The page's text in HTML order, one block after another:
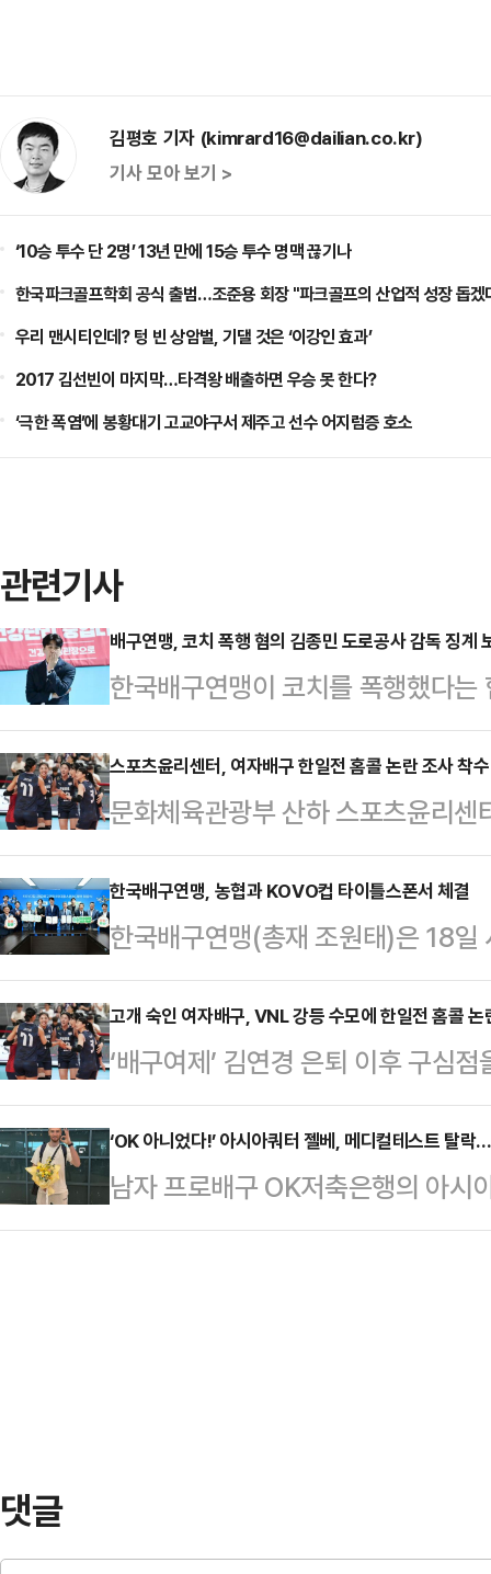
김평호 기자 (kimrard16@dailian.co.kr)
기사 모아 보기 >
‘10승 투수 단 2명’ 13년 만에 15승 투수 명맥 끊기나
한국파크골프학회 공식 출범…조준용 회장 "파크골프의 산업적 성장 돕겠
우리 맨시티인데? 텅 빈 상암벌, 기댈 것은 ‘이강인 효과’
2017 김선빈이 마지막…타격왕 배출하면 우승 못 한다?
‘극한 폭염’에 봉황대기 고교야구서 제주고 선수 어지럼증 호소
관련기사
배구연맹, 코치 폭행 혐의 김종민 도로공사 감독 징계
한국배구연맹이 코치를 폭행했다
감독에 대한 징계를 보류했다.한국
상벌위원회를 열고 “양측이 제출한
판단을 보류하기로 했다”고 밝혔다
조사가 진행 중인 점을 고려했다”
상벌위를 다시 개최하기로 했다”
월 김 감독으로부터 폭행과 직장
치는 지난해 11월 경북 …
스포츠윤리센터, 여자배구 한일전 홈콜 논란 조사 착수
문화체육관광부 산하 스포츠윤리
비테이셔널 진주 국제여자배구대
배구계에 따르면 해당 경기 심판을
터에 접수됐고, 담당 조사관이 조사
다음날인 지난 16일에 열린 역대
한 일본 상대로 풀세트 접전 끝에
심판이 네 차례나 한국에 유리하게
치 못한 뒷맛을 남겼다.실…
한국배구연맹, 농협과 KOVO컵 타이틀스폰서 체결
한국배구연맹(총재 조원태)은 18
서 농협과 ‘쌀 소비 촉진을 위한 아
밝혔다.협약식에는 조원태 한국배
서홍 농협경제지주 대표이사, 대한
여러 관계자들이 참석해 자리를 빛
추세를 완화하기 위해 농협이 추진
이다. 양 기관은 ▲아침밥 먹기 운
의 건강한 식습관 형성…
고개 숙인 여자배구, VNL 강등 수모에 한일전 홈콜 논
‘배구여제’ 김연경 은퇴 이후 구심
제대회에서도 아쉬움을 남겼다.페
난 17일 경남 진주체육관에서 열
자배구대회 5차전에서 체코에
완패했다.이로써 한국은 1승 4패로
‘OK 아니었다!’ 아시아쿼터 젤베, 메디컬테스트 탈락
남자 프로배구 OK저축은행의 아시
명 젤베)가 메디컬 테스트를 통과
댓글